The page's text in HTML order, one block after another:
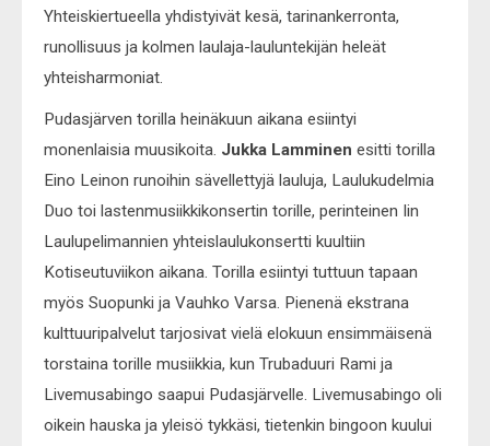
Yhteiskiertueella yhdistyivät kesä, tarinankerronta,
runollisuus ja kolmen laulaja-lauluntekijän heleät
yhteisharmoniat.
Pudasjärven torilla heinäkuun aikana esiintyi
monenlaisia muusikoita. Jukka Lamminen esitti torilla
Eino Leinon runoihin sävellettyjä lauluja, Laulukudelmia
Duo toi lastenmusiikkikonsertin torille, perinteinen Iin
Laulupelimannien yhteislaulukonsertti kuultiin
Kotiseutuviikon aikana. Torilla esiintyi tuttuun tapaan
myös Suopunki ja Vauhko Varsa. Pienenä ekstrana
kulttuuripalvelut tarjosivat vielä elokuun ensimmäisenä
torstaina torille musiikkia, kun Trubaduuri Rami ja
Livemusabingo saapui Pudasjärvelle. Livemusabingo oli
oikein hauska ja yleisö tykkäsi, tietenkin bingoon kuului